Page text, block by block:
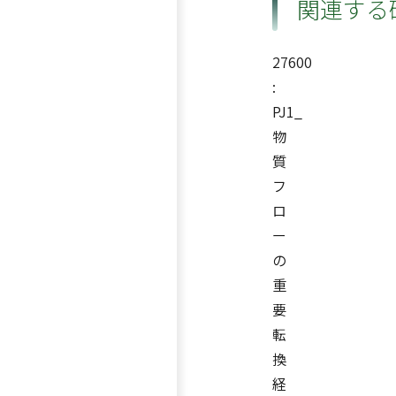
関連す
27600
:
PJ1_
物
質
フ
ロ
ー
の
重
要
転
換
経